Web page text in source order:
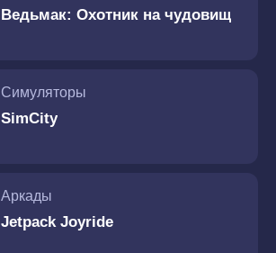
Ведьмак: Охотник на чудовищ
Симуляторы
SimCity
Аркады
Jetpack Joyride